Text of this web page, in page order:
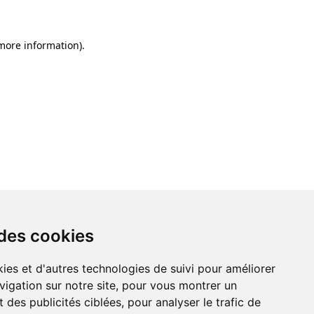
cookies
et d'autres technologies de suivi pour améliorer
sur notre site, pour vous montrer un
des publicités ciblées, pour analyser le trafic de
information).